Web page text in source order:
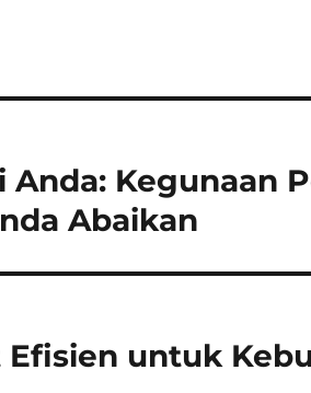
Anda: Kegunaan
Abaikan
untuk